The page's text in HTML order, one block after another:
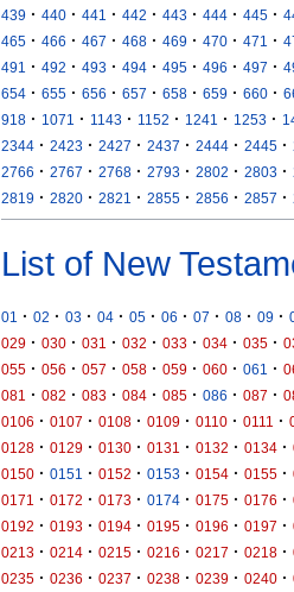
439 · 440 · 441 · 442 · 443 · 444 · 445 ·
465 · 466 · 467 · 468 · 469 · 470 · 471 ·
491
· 492 · 493 · 494 · 495 · 496 · 497 ·
654 · 655 · 656 · 657 · 658 · 659 · 660 ·
918 · 1071 · 1143 · 1152 · 1241 · 1253 ·
2344 · 2423 · 2427 · 2437 · 2444 · 2445 ·
2766 · 2767 · 2768 · 2793 · 2802 · 2803 ·
2819 · 2820 · 2821 · 2855 · 2856 · 2857 ·
List of New
01 · 02 · 03 · 04 · 05 · 06 · 07 · 08 · 09 ·
029 · 030 · 031 · 032 · 033 · 034 · 035 ·
055 · 056 · 057 · 058 · 059 · 060 · 061 ·
081
· 082 · 083 · 084 · 085 · 086 · 087 ·
0106 · 0107 · 0108 · 0109 · 0110 · 0111 ·
0128 · 0129 · 0130 · 0131 · 0132 · 0134 ·
0150 · 0151 · 0152 · 0153 · 0154 · 0155 ·
0171
· 0172 · 0173 · 0174 · 0175 · 0176 ·
0192 · 0193 · 0194 · 0195 · 0196 · 0197 ·
0213 · 0214 · 0215 · 0216 · 0217 · 0218 ·
0235 · 0236 · 0237 · 0238 · 0239 · 0240 ·